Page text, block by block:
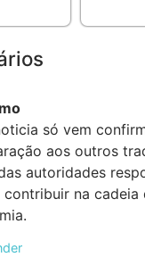
só vem
aos outros
autoridades
contribuir na cadeia